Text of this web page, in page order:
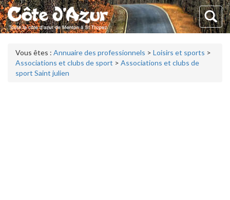
Vous êtes : Annuaire des professionnels > Loisirs et sports >
Associations et clubs de sport > Associations et clubs de
sport Saint julien